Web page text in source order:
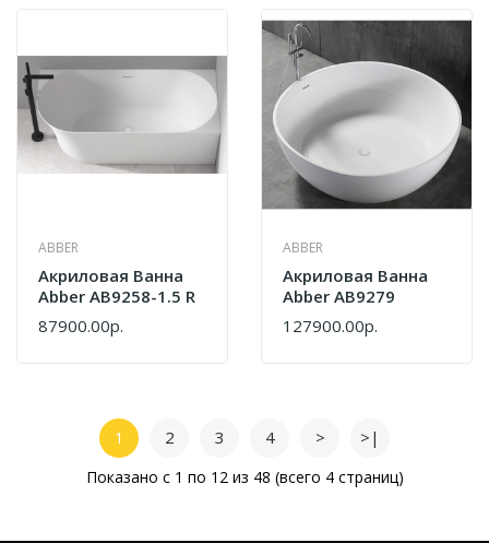
ABBER
Акриловая Ванна
Abber AB9258-1.5 R
87900.00р.
ABBER
Акриловая Ванна
Abber AB9279
127900.00р.
1 2 3 4 > >|
Показано с 1 по 12 из 48 (всего 4 страниц)